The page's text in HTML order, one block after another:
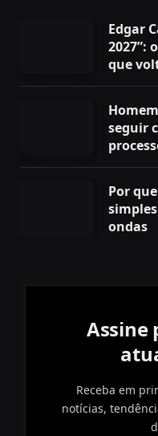
Edgar
2027”:
que
seguir
Por
ondas
Assine
Receba em
notícias,